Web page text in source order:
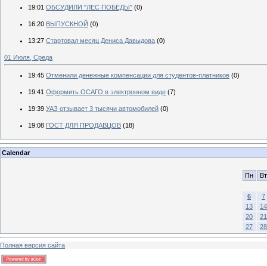
19:01 ОБСУДИЛИ "ЛЕС ПОБЕДЫ" (0)
16:20 ВЫПУСКНОЙ (0)
13:27 Стартовал месяц Дениса Давыдова (0)
01 Июля, Среда
19:45 Отменили денежные компенсации для студентов-платников (0)
19:41 Оформить ОСАГО в электронном виде (7)
19:39 УАЗ отзывает 3 тысячи автомобилей (0)
19:08 ГОСТ ДЛЯ ПРОДАВЦОВ (18)
Calendar
Пн Вт
6
7
13
14
20
21
27
28
Полная версия сайта